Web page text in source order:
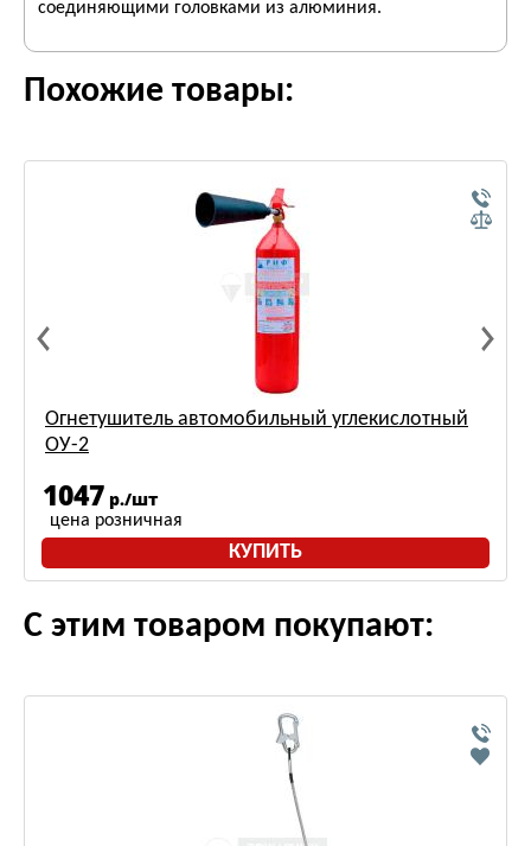
соединяющими головками из алюминия.
Похожие товары:
Огнетушитель автомобильный углекислотный
ОУ-2
1047 р./шт
цена розничная
КУПИТЬ
С этим товаром покупают: